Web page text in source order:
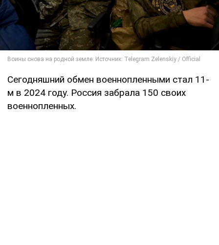
Сегодняшний обмен военнопленными стал 11-
м в 2024 году. Россия забрала 150 своих
военнопленных.